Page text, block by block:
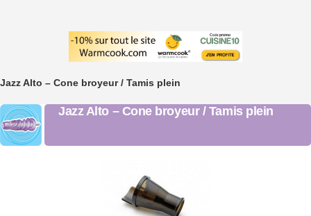
Jazz Alto – Cone broyeur / Tamis plein
Jazz Alto – Cone broyeur / Tamis plein